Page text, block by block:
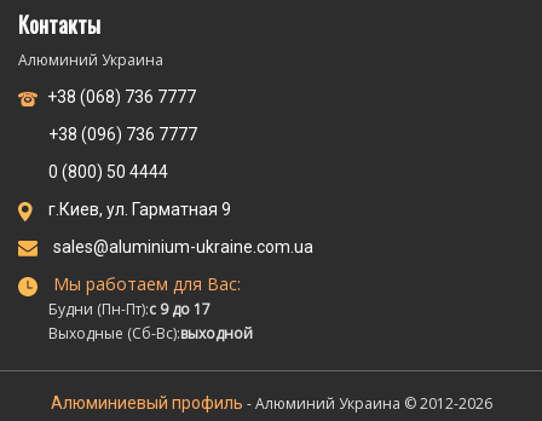
Контакты
Алюминий Украина
+38 (068) 736 7777
+38 (096) 736 7777
0 (800) 50 4444
г.Киев, ул. Гарматная 9
sales@aluminium-ukraine.com.ua
Мы работаем для Вас:
Будни (Пн-Пт):с 9 до 17
Выходные (Сб-Вс):выходной
Алюминиевый профиль - Алюминий Украина © 2012-2026